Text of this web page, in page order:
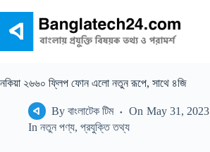
content
নকিয়া ২৬৬০ ফ্লিপ ফোন এলো নতুন রূপে, সাথে ৪জি
By বাংলাটেক টিম On May 31, 2023
In নতুন পণ্য,প্রযুক্তি তথ্য